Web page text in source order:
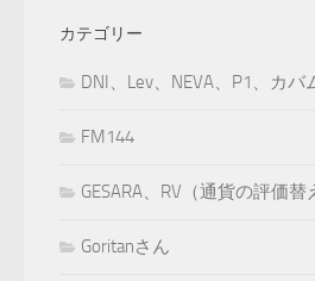
カテゴリー
DNI、Lev、NEVA、P1、カバ
FM144
GESARA、RV（通貨の評価替
Goritanさん